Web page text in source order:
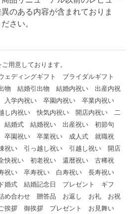
のある内容が含まれておりま
さい。
用意しております。
ディングギフト ブライダルギフト
物 結婚引出物 結婚内祝い 出産内祝
学内祝い 卒園内祝い 卒業内祝い
し内祝い 快気内祝い 開店内祝い 二
婚式 結婚祝い 出産祝い 初節句
園祝い 卒業祝い 成人式 就職祝
い 引っ越し祝い 引越し祝い 開店
祝い 初老祝い 還暦祝い 古稀祝
祝い 卒寿祝い 白寿祝い 長寿祝い
婚式 結婚記念日 プレゼント ギフ
め合わせ 贈答品 お返し お礼 お祝
挨拶 御挨拶 プレゼント お見舞い